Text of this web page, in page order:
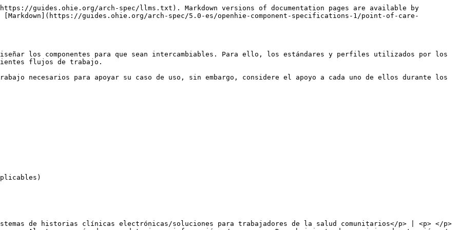
guides.ohie.org/arch-spec/llms.txt). Markdown versions of documentation pages are available by
guides.ohie.org/arch-spec/5.0-es/openhie-component-specifications-1/point-of-care-
los componentes para que sean intercambiables. Para ello, los estándares y perfiles utilizados por los
flujos de trabajo.
necesarios para apoyar su caso de uso, sin embargo, considere el apoyo a cada uno de ellos durante los
de historias clínicas electrónicas/soluciones para trabajadores de la salud comunitarios</p> | <p> </p>